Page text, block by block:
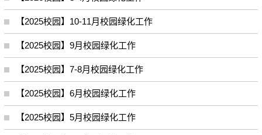
【2025校园】10-11月校园绿化工作
【2025校园】9月校园绿化工作
【2025校园】7-8月校园绿化工作
【2025校园】6月校园绿化工作
【2025校园】5月校园绿化工作